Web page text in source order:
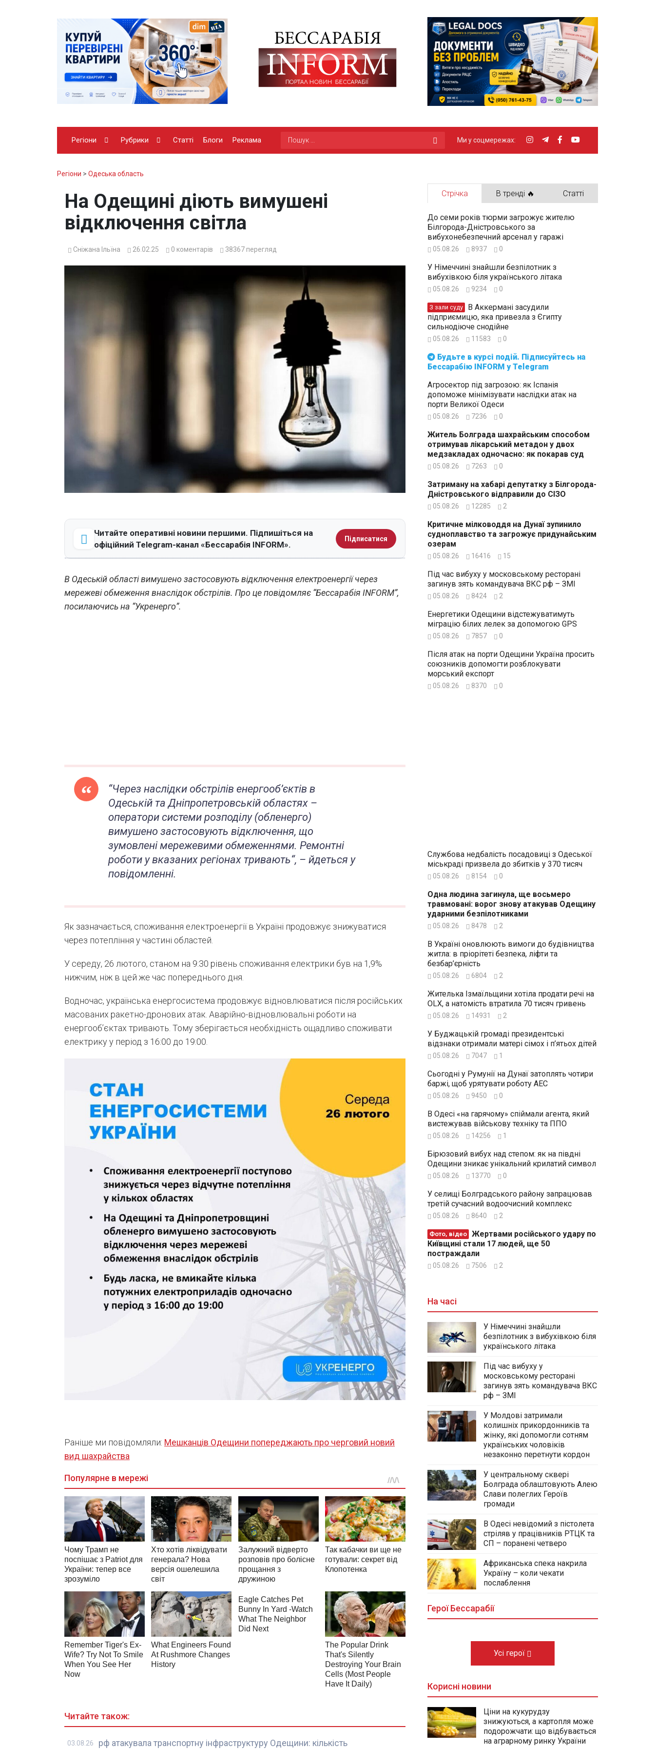
Регіони Рубрики Статті Блоги Реклама Ми у соцмережах:
Регіони > Одеська область
На Одещині діють вимушені
відключення світла
Сніжана Ільїна 26.02.25 0 коментарів 38367 перегляд
Читайте оперативні новини першими. Підпишіться на
офіційний Telegram-канал «Бессарабія INFORM».
Підписатися
В Одеській області вимушено застосовують відключення електроенергії через
мережеві обмеження внаслідок обстрілів. Про це повідомляє “Бессарабія INFORM”,
посилаючись на “Укренерго”.
“Через наслідки обстрілів енергооб’єктів в
Одеській та Дніпропетровській областях –
оператори системи розподілу (обленерго)
вимушено застосовують відключення, що
зумовлені мережевими обмеженнями. Ремонтні
роботи у вказаних регіонах тривають“, – йдеться у
повідомленні.
Як зазначається, споживання електроенергії в Україні продовжує знижуватися
через потепління у частині областей.
У середу, 26 лютого, станом на 9:30 рівень споживання електрики був на 1,9%
нижчим, ніж в цей же час попереднього дня.
Водночас, українська енергосистема продовжує відновлюватися після російських
масованих ракетно-дронових атак. Аварійно-відновлювальні роботи на
енергооб’єктах тривають. Тому зберігається необхідність ощадливо споживати
електрику у період з 16:00 до 19:00.
Раніше ми повідомляли: Мешканців Одещини попереджають про черговий новий
вид шахрайства
Читайте також:
рф атакувала транспортну інфраструктуру Одещини: кількість
03.08.26
Стрічка В тренді 🔥 Статті
Бессарабію INFORM у Telegram
До семи років тюрми загрожує жителю
Білгорода-Дністровського за
вибухонебезпечний арсенал у гаражі
05.08.26 8937 0
У Німеччині знайшли безпілотник з
вибухівкою біля українського літака
05.08.26 9234 0
З зали суду
підприємицю, яка привезла з Єгипту
сильнодіюче снодійне
05.08.26 11583 0
Агросектор під загрозою: як Іспанія
допоможе мінімізувати наслідки атак на
порти Великої Одеси
05.08.26 7236 0
Житель Болграда шахрайським способом
отримував лікарський метадон у двох
медзакладах одночасно: як покарав суд
05.08.26 7263 0
Затриману на хабарі депутатку з Білгорода-
Дністровського відправили до СІЗО
05.08.26 12285 2
Критичне мілководдя на Дунаї зупинило
судноплавство та загрожує придунайським
озерам
05.08.26 16416 15
Під час вибуху у московському ресторані
загинув зять командувача ВКС рф – ЗМІ
05.08.26 8424 2
Енергетики Одещини відстежуватимуть
міграцію білих лелек за допомогою GPS
05.08.26 7857 0
Після атак на порти Одещини Україна просить
союзників допомогти розблокувати
морський експорт
05.08.26 8370 0
Службова недбалість посадовиці з Одеської
міськраді призвела до збитків у 370 тисяч
05.08.26 8154 0
Одна людина загинула, ще восьмеро
травмовані: ворог знову атакував Одещину
ударними безпілотниками
05.08.26 8478 2
В Україні оновлюють вимоги до будівництва
житла: в пріорітеті безпека, ліфти та
безбар’єрність
05.08.26 6804 2
Жителька Ізмаїльщини хотіла продати речі на
OLX, а натомість втратила 70 тисяч гривень
05.08.26 14931 2
У Буджацькій громаді президентські
відзнаки отримали матері сімох і п’ятьох дітей
05.08.26 7047 1
Сьогодні у Румунії на Дунаї затоплять чотири
баржі, щоб урятувати роботу АЕС
05.08.26 9450 0
В Одесі «на гарячому» спіймали агента, який
вистежував військову техніку та ППО
05.08.26 14256 1
Бірюзовий вибух над степом: як на півдні
Одещини зникає унікальний крилатий символ
05.08.26 13770 0
У селищі Болградського району запрацював
третій сучасний водоочисний комплекс
05.08.26 8640 2
Фото, відео
Київщині стали 17 людей, ще 50
постраждали
05.08.26 7506 2
На часі
У Німеччині знайшли
безпілотник з вибухівкою біля
українського літака
Під час вибуху у
московському ресторані
загинув зять командувача ВКС
рф – ЗМІ
У Молдові затримали
колишніх прикордонників та
жінку, які допомогли сотням
українських чоловіків
незаконно перетнути кордон
У центральному сквері
Болграда облаштовують Алею
Слави полеглих Героїв
громади
В Одесі невідомий з пістолета
стріляв у працівників РТЦК та
СП – поранені четверо
Африканська спека накрила
Україну – коли чекати
послаблення
Герої Бессарабії
У центральному сквері Болграда
облаштовують Алею Слави
полеглих Героїв громади
03.08.2026
Усі герої
Корисні новини
Ціни на кукурудзу
знижуються, а картопля може
подорожчати: що відбувається
на аграрному ринку України